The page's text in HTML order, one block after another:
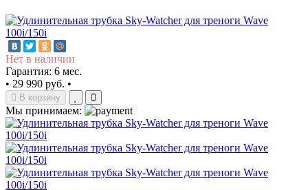
Нет в наличии
Гарантия: 6 мес.
• 29 990 руб. •
В корзину
Мы принимаем: